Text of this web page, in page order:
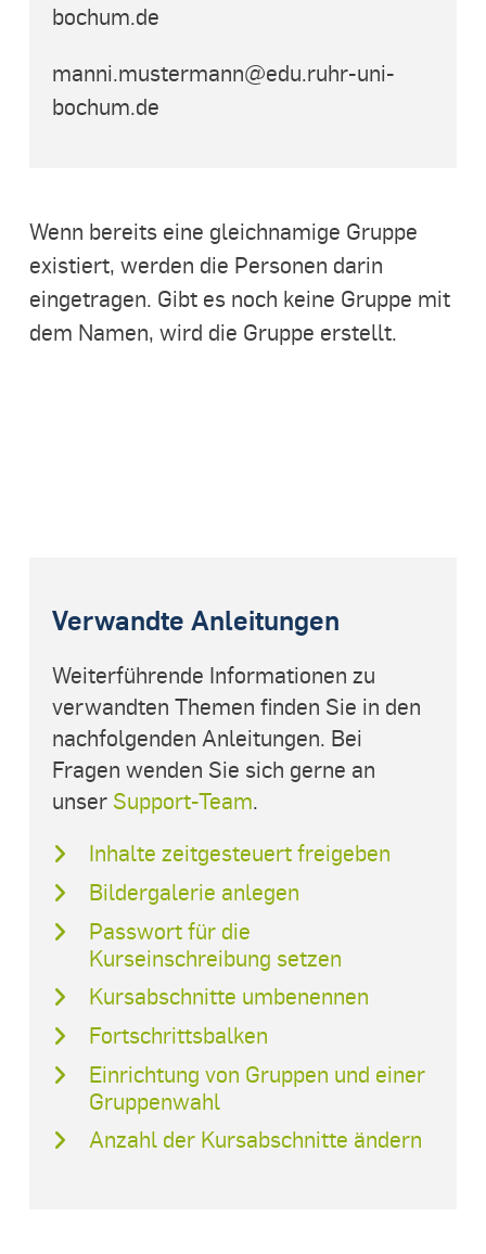
bochum.de
manni.mustermann@edu.ruhr-uni-
bochum.de
Wenn bereits eine gleichnamige Gruppe
existiert, werden die Personen darin
eingetragen. Gibt es noch keine Gruppe mit
dem Namen, wird die Gruppe erstellt.
Verwandte Anleitungen
Weiterführende Informationen zu
verwandten Themen finden Sie in den
nachfolgenden Anleitungen. Bei
Fragen wenden Sie sich gerne an
unser Support-Team.
Inhalte zeitgesteuert freigeben
Bildergalerie anlegen
Passwort für die
Kurseinschreibung setzen
Kursabschnitte umbenennen
Fortschrittsbalken
Einrichtung von Gruppen und einer
Gruppenwahl
Anzahl der Kursabschnitte ändern